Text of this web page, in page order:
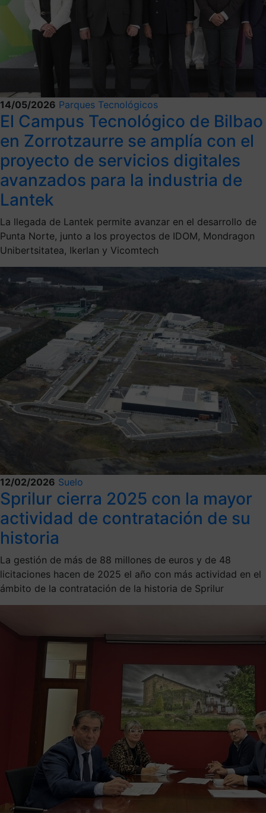
14/05/2026 Parques Tecnológicos
El Campus Tecnológico de Bilbao
en Zorrotzaurre se amplía con el
proyecto de servicios digitales
avanzados para la industria de
Lantek
La llegada de Lantek permite avanzar en el desarrollo de
Punta Norte, junto a los proyectos de IDOM, Mondragon
Unibertsitatea, Ikerlan y Vicomtech
12/02/2026 Suelo
Sprilur cierra 2025 con la mayor
actividad de contratación de su
historia
La gestión de más de 88 millones de euros y de 48
licitaciones hacen de 2025 el año con más actividad en el
ámbito de la contratación de la historia de Sprilur